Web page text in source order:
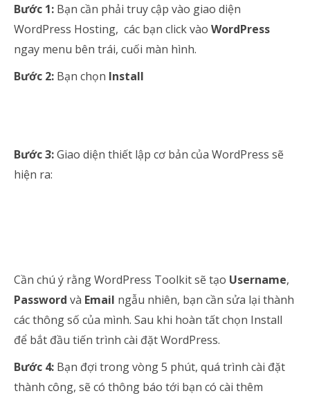
Bước 1: Bạn cần phải truy cập vào giao diện
WordPress Hosting, các bạn click vào WordPress
ngay menu bên trái, cuối màn hình.
Bước 2: Bạn chọn Install
Bước 3:Giao diện thiết lập cơ bản của WordPress sẽ
hiện ra:
Cần chú ý rằng WordPress Toolkit sẽ tạo Username,
Password và Email ngẫu nhiên, bạn cần sửa lại thành
các thông số của mình. Sau khi hoàn tất chọn Install
để bắt đầu tiến trình cài đặt WordPress.
Bước 4: Bạn đợi trong vòng 5 phút, quá trình cài đặt
thành công, sẽ có thông báo tới bạn có cài thêm